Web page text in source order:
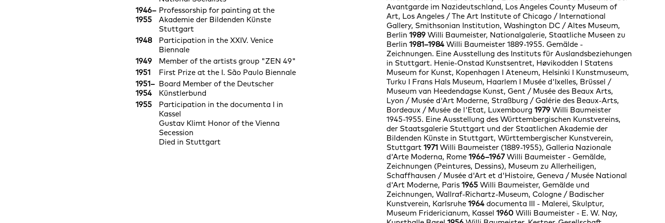
1946–
1955
Professorship for painting at the
Akademie der Bildenden Künste
Stuttgart
1948
Participation in the XXIV. Venice
Biennale
1949
Member of the artists group "ZEN 49"
1951
First Prize at the I. São Paulo Biennale
1951–
1954
Board Member of the Deutscher
Künstlerbund
1955
Participation in the documenta I in
Kassel
Gustav Klimt Honor of the Vienna
Secession
Died in Stuttgart
Avantgarde im Nazideutschland, Los Angeles County Museum of
Art, Los Angeles / The Art Institute of Chicago / International
Gallery, Smithsonian Institution, Washington DC / Altes Museum,
Berlin 1989 Willi Baumeister, Nationalgalerie, Staatliche Museen zu
Berlin 1981–1984Willi Baumeister 1889-1955. Gemälde -
Zeichnungen. Eine Ausstellung des Instituts für Auslandsbeziehungen
in Stuttgart. Henie-Onstad Kunstsentret, Høvikodden I Statens
Museum for Kunst, Kopenhagen I Ateneum, Helsinki I Kunstmuseum,
Turku I Frans Hals Museum, Haarlem I Musée d'Ixelles, Brüssel /
Museum van Heedendagse Kunst, Gent / Musée des Beaux Arts,
Lyon / Musée d'Art Moderne, Straßburg / Galérie des Beaux-Arts,
Bordeaux / Musée de l'Etat, Luxembourg 1979Willi Baumeister
1945-1955. Eine Ausstellung des Württembergischen Kunstvereins,
der Staatsgalerie Stuttgart und der Staatlichen Akademie der
Bildenden Künste in Stuttgart, Württembergischer Kunstverein,
Stuttgart 1971Willi Baumeister (1889-1955), Galleria Nazionale
d'Arte Moderna, Rome 1966–1967Willi Baumeister - Gemälde,
Zeichnungen (Peintures, Dessins), Museum zu Allerheiligen,
Schaffhausen / Musée d'Art et d'Histoire, Geneva / Musée National
d'Art Moderne, Paris 1965Willi Baumeister, Gemälde und
Zeichnungen, Wallraf-Richartz-Museum, Cologne / Badischer
Kunstverein, Karlsruhe 1964documenta III - Malerei, Skulptur,
Museum Fridericianum, Kassel 1960Willi Baumeister - E. W. Nay,